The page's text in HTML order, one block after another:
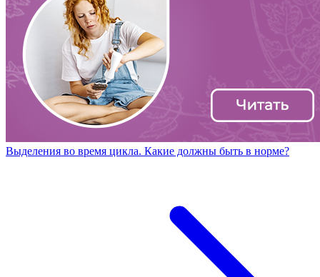
Выделения во время цикла. Какие должны быть в норме?